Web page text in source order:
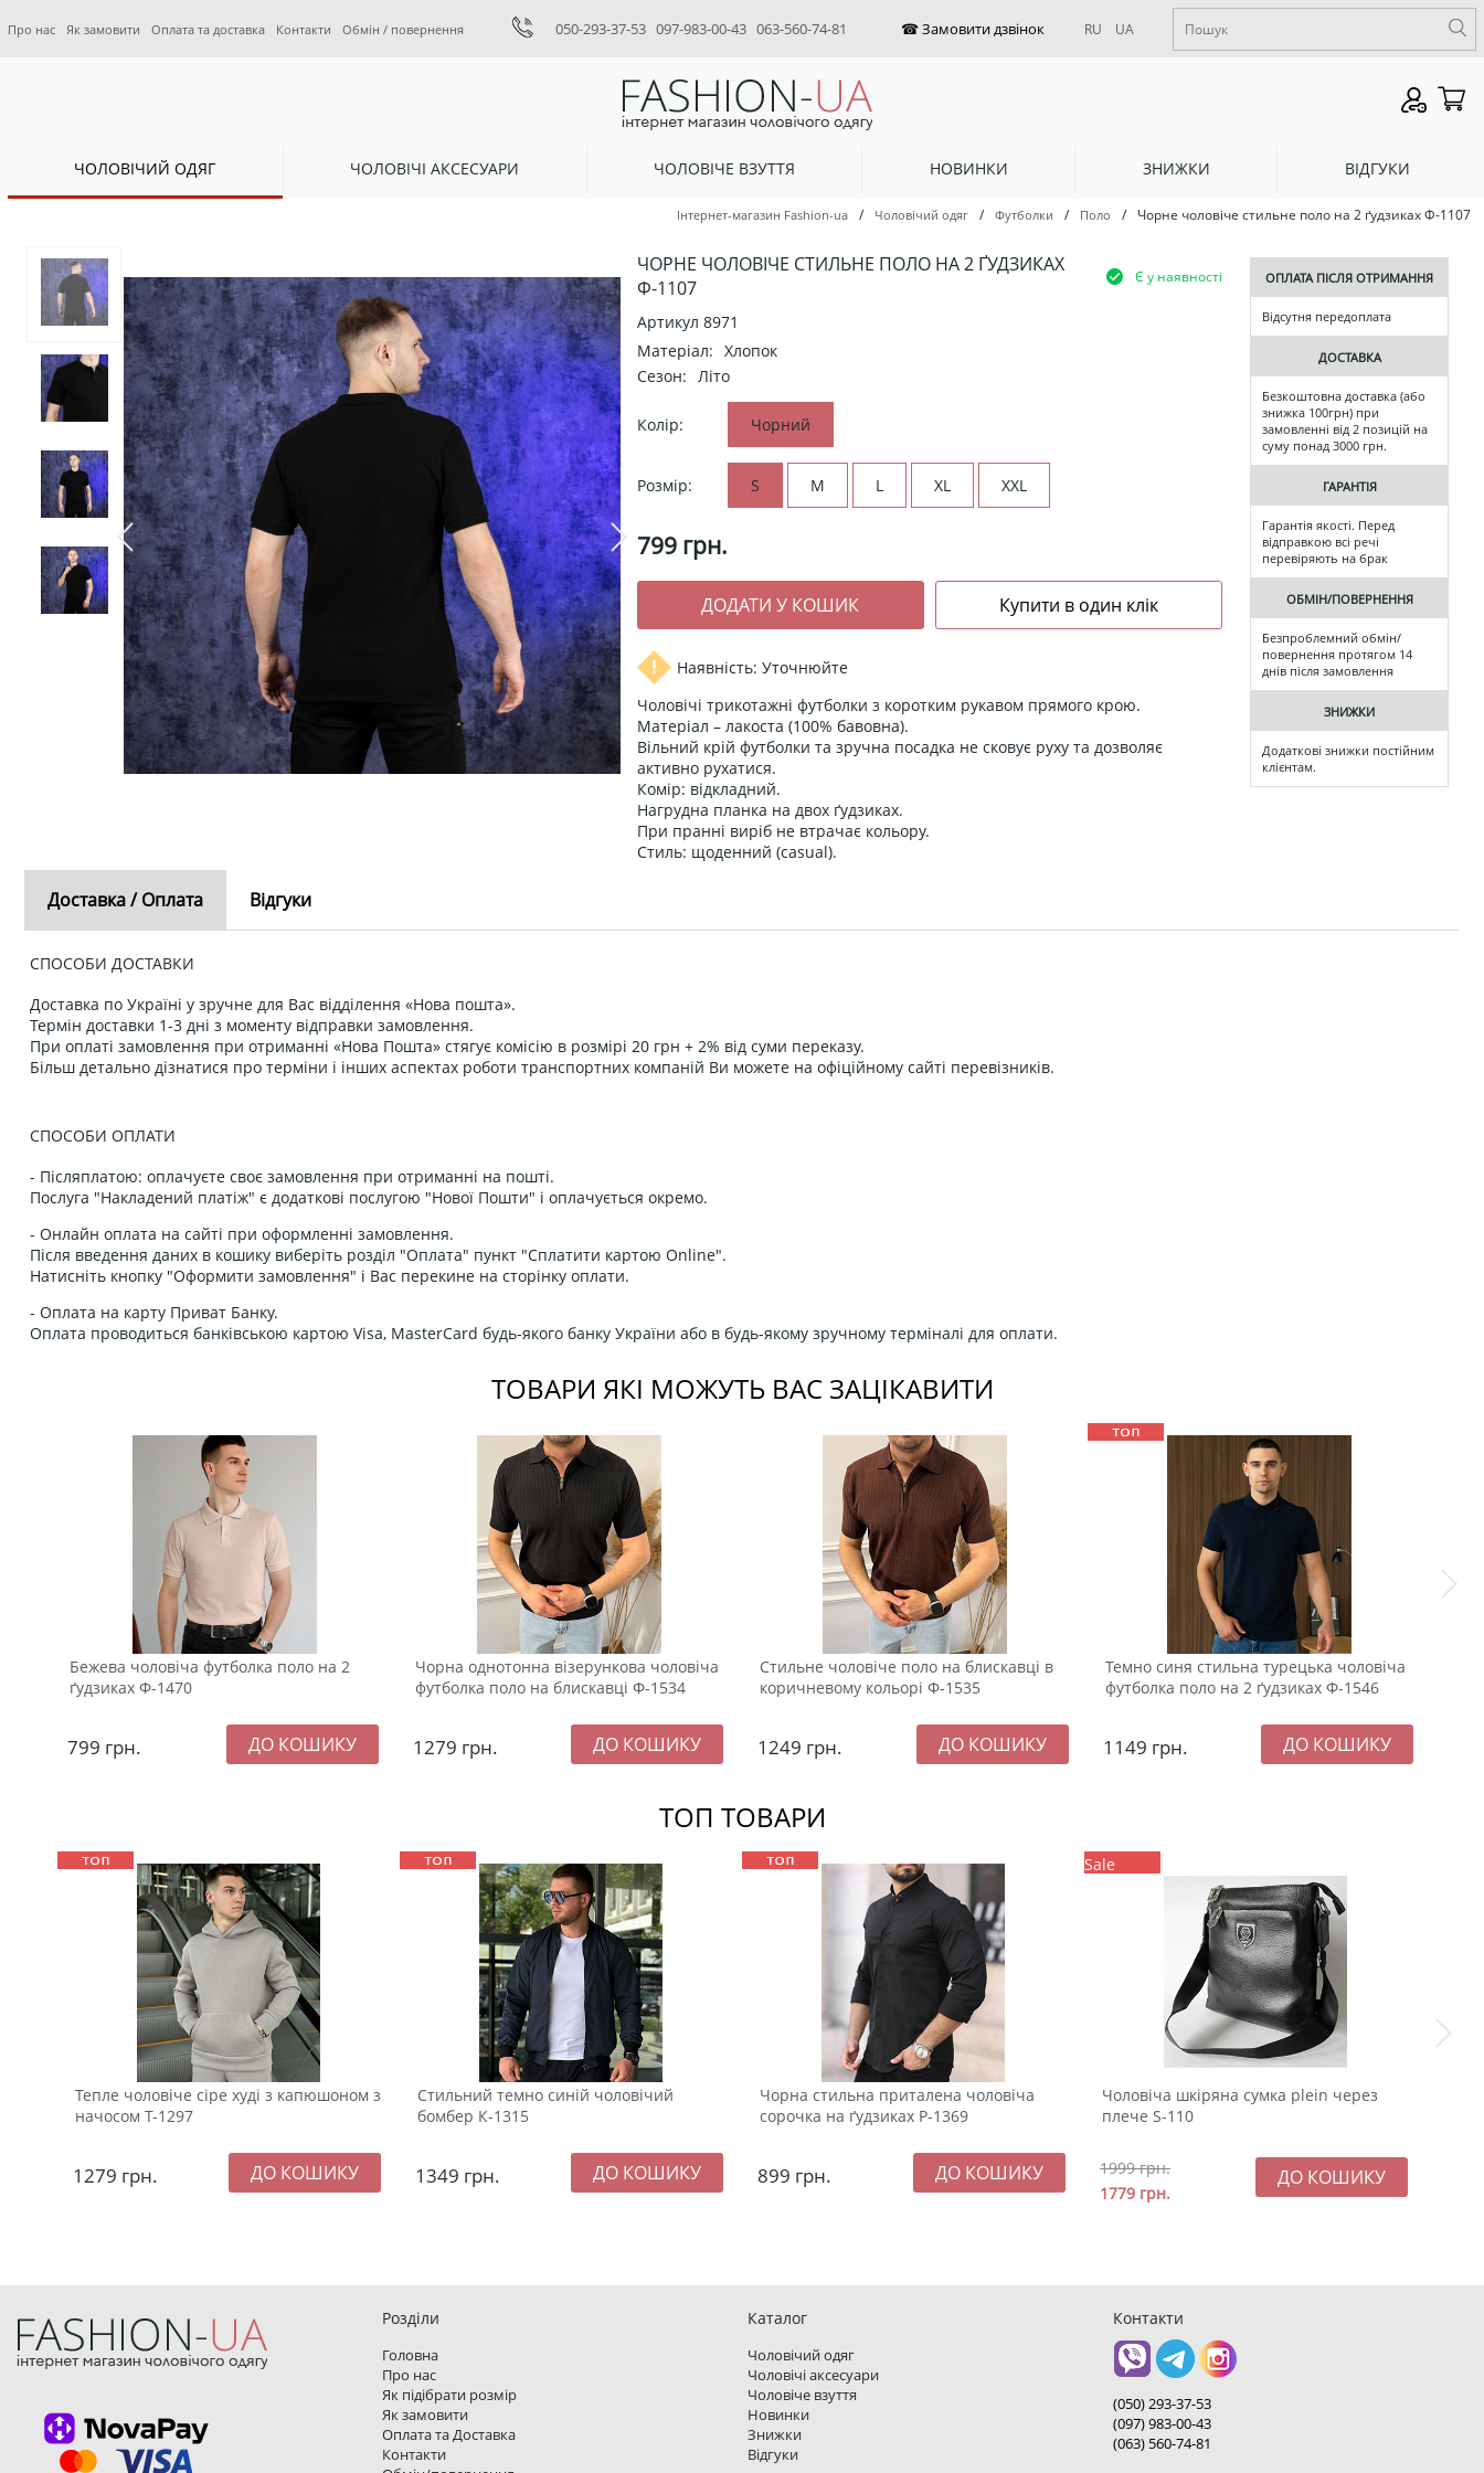
Про нас Як замовити Оплата та доставка Контакти Обмін / повернення 050-293-37-53 097-983-00-43 063-560-74-81 RU UA
ЧОЛОВІЧИЙ ОДЯГ ЧОЛОВІЧІ АКСЕСУАРИ ЧОЛОВІЧЕ ВЗУТТЯ НОВИНКИ ЗНИЖКИ ВІДГУКИ
Інтернет-магазин Fashion-ua / Чоловічий одяг / Футболки / Поло / Чорне чоловіче стильне поло на 2 ґудзиках Ф-1107
ЧОРНЕ ЧОЛОВІЧЕ СТИЛЬНЕ ПОЛО НА 2 ҐУДЗИКАХ
Ф-1107
Є у наявності
Артикул 8971
Матеріал: Хлопок
Сезон: Літо
Колір: Чорний
Розмір: S M L XL XXL
799 грн.
Наявність: Уточнюйте
Чоловічі трикотажні футболки з коротким рукавом прямого крою.
Матеріал – лакоста (100% бавовна).
Вільний крій футболки та зручна посадка не сковує руху та дозволяє
активно рухатися.
Комір: відкладний.
Нагрудна планка на двох ґудзиках.
При пранні виріб не втрачає кольору.
Стиль: щоденний (casual).
ОПЛАТА ПІСЛЯ ОТРИМАННЯ
Відсутня передоплата
ДОСТАВКА
Безкоштовна доставка (або
знижка 100грн) при
замовленні від 2 позицій на
суму понад 3000 грн.
ГАРАНТІЯ
Гарантія якості. Перед
відправкою всі речі
перевіряють на брак
ОБМІН/ПОВЕРНЕННЯ
Безпроблемний обмін/
повернення протягом 14
днів після замовлення
ЗНИЖКИ
Додаткові знижки постійним
клієнтам.
Доставка / Оплата Відгуки
СПОСОБИ ДОСТАВКИ
Доставка по Україні у зручне для Вас відділення «Нова пошта».
Термін доставки 1-3 дні з моменту відправки замовлення.
При оплаті замовлення при отриманні «Нова Пошта» стягує комісію в розмірі 20 грн + 2% від суми переказу.
Більш детально дізнатися про терміни і інших аспектах роботи транспортних компаній Ви можете на офіційному сайті перевізників.
СПОСОБИ ОПЛАТИ
- Післяплатою: оплачуєте своє замовлення при отриманні на пошті.
Послуга "Накладений платіж" є додаткові послугою "Нової Пошти" і оплачується окремо.
- Онлайн оплата на сайті при оформленні замовлення.
Після введення даних в кошику виберіть розділ "Оплата" пункт "Сплатити картою Online".
Натисніть кнопку "Оформити замовлення" і Вас перекине на сторінку оплати.
- Оплата на карту Приват Банку.
Оплата проводиться банківською картою Visa, MasterCard будь-якого банку України або в будь-якому зручному терміналі для оплати.
ТОВАРИ ЯКІ МОЖУТЬ ВАС ЗАЦІКАВИТИ
Бежева чоловіча футболка поло на 2
ґудзиках Ф-1470
799 грн.
Чорна однотонна візерункова чоловіча
футболка поло на блискавці Ф-1534
1279 грн.
Стильне чоловіче поло на блискавці в
коричневому кольорі Ф-1535
1249 грн.
Темно синя стильна турецька чоловіча
футболка поло на 2 ґудзиках Ф-1546
1149 грн.
ТОП ТОВАРИ
Тепле чоловіче сіре худі з капюшоном з
начосом Т-1297
1279 грн.
Стильний темно синій чоловічий
бомбер К-1315
1349 грн.
Чорна стильна приталена чоловіча
сорочка на ґудзиках Р-1369
899 грн.
Sale
Чоловіча шкіряна сумка plein через
плече S-110
1999грн.
1779 грн.
Розділи
Головна
Про нас
Як підібрати розмір
Як замовити
Оплата та Доставка
Контакти
Каталог
Чоловічий одяг
Чоловічі аксесуари
Чоловіче взуття
Новинки
Знижки
Відгуки
Контакти
(050) 293-37-53
(097) 983-00-43
(063) 560-74-81